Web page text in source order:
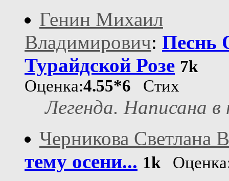
Генин Михаил
Владимирович: Песнь
Турайдской Розе 7k
Оценка:4.55*6 Стих
Легенда. Написана в
Черникова Светлана
тему осени... 1k